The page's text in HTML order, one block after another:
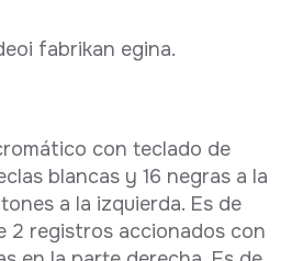
fabrikan egina.
con teclado de
blancas y 16 negras a la
a la izquierda. Es de
2 registros accionados con